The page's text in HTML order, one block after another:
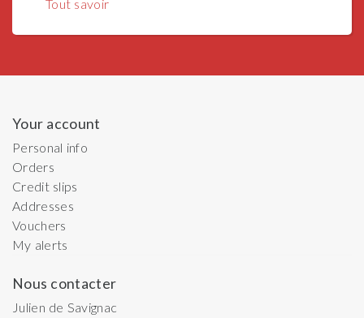
Tout savoir
Your account
Personal info
Orders
Credit slips
Addresses
Vouchers
My alerts
Nous contacter
Julien de Savignac